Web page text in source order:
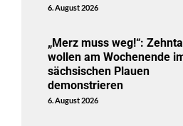
6. August 2026
„Merz muss weg!“:
wollen am Wochenende
sächsischen Plauen
demonstrieren
6. August 2026